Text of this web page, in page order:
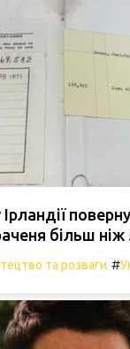
більш ніж
та розваги #